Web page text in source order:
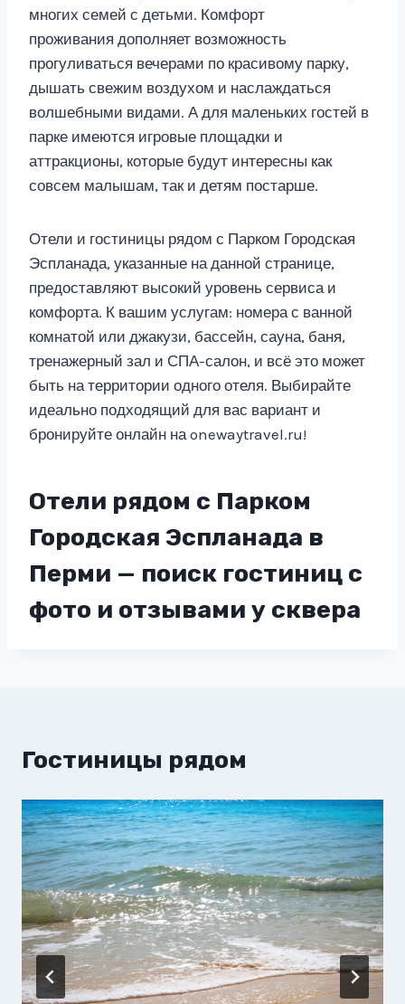
многих семей с детьми. Комфорт
проживания дополняет возможность
прогуливаться вечерами по красивому парку,
дышать свежим воздухом и наслаждаться
волшебными видами. А для маленьких гостей в
парке имеются игровые площадки и
аттракционы, которые будут интересны как
совсем малышам, так и детям постарше.
Отели и гостиницы рядом с Парком Городская
Эспланада, указанные на данной странице,
предоставляют высокий уровень сервиса и
комфорта. К вашим услугам: номера с ванной
комнатой или джакузи, бассейн, сауна, баня,
тренажерный зал и СПА-салон, и всё это может
быть на территории одного отеля. Выбирайте
идеально подходящий для вас вариант и
бронируйте онлайн на onewaytravel.ru!
Отели рядом с Парком
Городская Эспланада в
Перми — поиск гостиниц с
фото и отзывами у сквера
Гостиницы рядом